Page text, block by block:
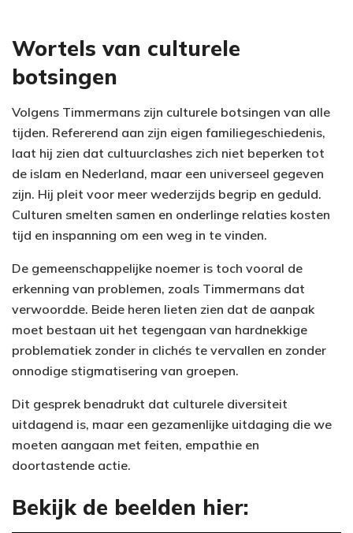
Wortels van culturele
botsingen
Volgens Timmermans zijn culturele botsingen van alle
tijden. Refererend aan zijn eigen familiegeschiedenis,
laat hij zien dat cultuurclashes zich niet beperken tot
de islam en Nederland, maar een universeel gegeven
zijn. Hij pleit voor meer wederzijds begrip en geduld.
Culturen smelten samen en onderlinge relaties kosten
tijd en inspanning om een weg in te vinden.
De gemeenschappelijke noemer is toch vooral de
erkenning van problemen, zoals Timmermans dat
verwoordde. Beide heren lieten zien dat de aanpak
moet bestaan uit het tegengaan van hardnekkige
problematiek zonder in clichés te vervallen en zonder
onnodige stigmatisering van groepen.
Dit gesprek benadrukt dat culturele diversiteit
uitdagend is, maar een gezamenlijke uitdaging die we
moeten aangaan met feiten, empathie en
doortastende actie.
Bekijk de beelden hier: